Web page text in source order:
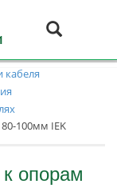
кабеля
100мм IEK
опорам